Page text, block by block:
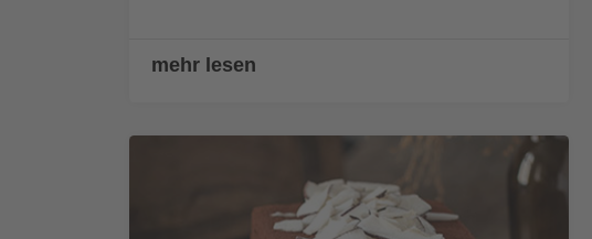
mehr lesen